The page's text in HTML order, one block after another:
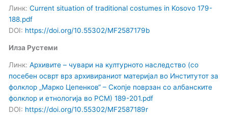
Линк: Current situation of traditional costumes in Kosovo 179-
188.pdf
DOI: https://doi.org/10.55302/MF2587179b
Илза Рустеми
Линк: Архивите – чувари на културното наследство (со
посебен осврт врз архивираниот материјал во Институтот за
фолклор „Марко Цепенков“ – Скопје поврзан со албанските
фолклор и етнологија во РСМ) 189-201.pdf
DOI: https://doi.org/10.55302/MF2587189r